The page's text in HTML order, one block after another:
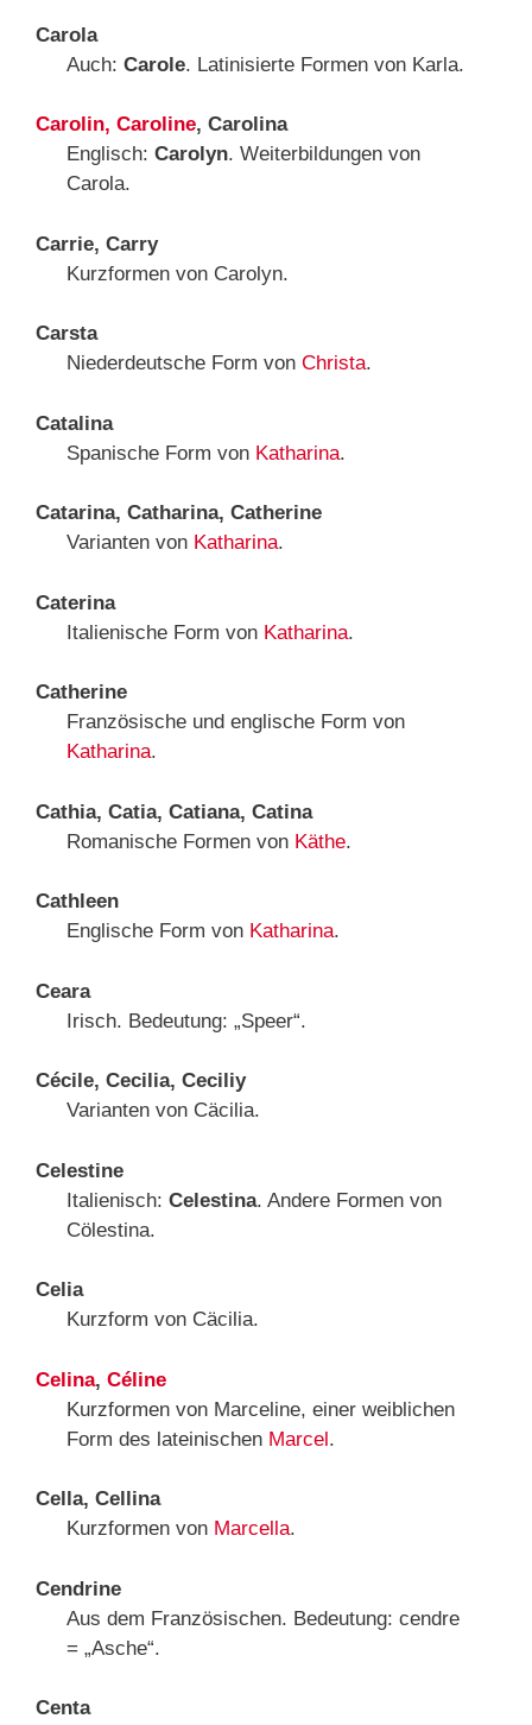
Carola
Auch: Carole. Latinisierte Formen von Karla.
Carolin, Caroline, Carolina
Englisch: Carolyn. Weiterbildungen von
Carola.
Carrie, Carry
Kurzformen von Carolyn.
Carsta
Niederdeutsche Form von Christa.
Catalina
Spanische Form von Katharina.
Catarina, Catharina, Catherine
Varianten von Katharina.
Caterina
Italienische Form von Katharina.
Catherine
Französische und englische Form von
Katharina.
Cathia, Catia, Catiana, Catina
Romanische Formen von Käthe.
Cathleen
Englische Form von Katharina.
Ceara
Irisch. Bedeutung: „Speer“.
Cécile, Cecilia, Ceciliy
Varianten von Cäcilia.
Celestine
Italienisch: Celestina. Andere Formen von
Cölestina.
Celia
Kurzform von Cäcilia.
Celina, Céline
Kurzformen von Marceline, einer weiblichen
Form des lateinischen Marcel.
Cella, Cellina
Kurzformen von Marcella.
Cendrine
Aus dem Französischen. Bedeutung: cendre
= „Asche“.
Centa